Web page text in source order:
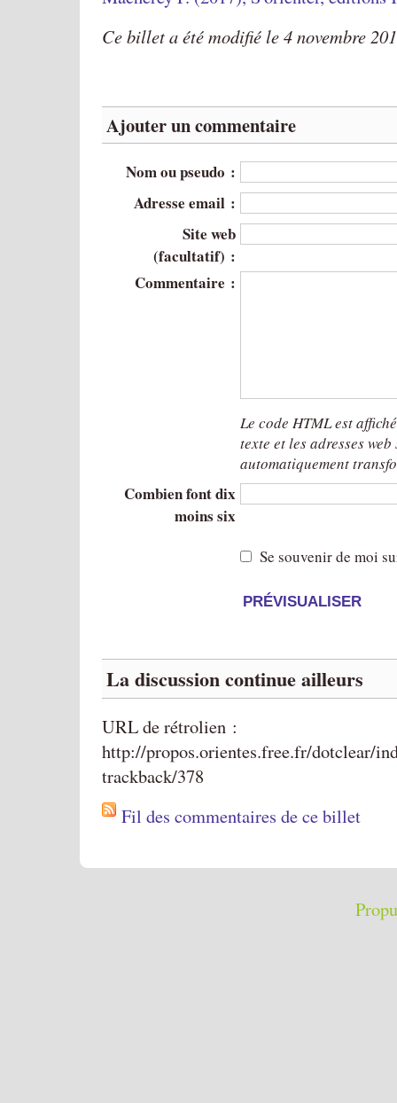
Ce billet a été modifié le 4 novembre
Ajouter un commentaire
Nom ou pseudo :
Adresse email :
Site web
(facultatif) :
Commentaire :
Le code HTML est
texte et les adresses web
automatiquement
Combien font dix
moins six
Se souvenir de moi
La discussion continue ailleurs
URL de rétrolien :
http://propos.orientes.free.fr/dotclear/
trackback/378
Fil des commentaires de ce billet